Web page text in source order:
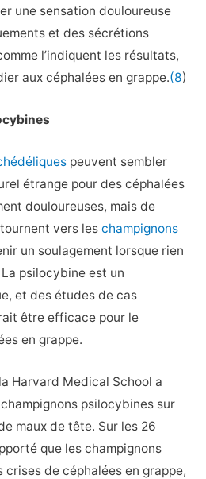
une sensation douloureuse
et des sécrétions
l’indiquent les résultats,
aux céphalées en grappe.(8)
peuvent sembler
étrange pour des céphalées
douloureuses, mais de
vers les champignons
un soulagement lorsque rien
La psilocybine est un
et des études de cas
être efficace pour le
en grappe.
Harvard Medical School a
psilocybines sur
maux de tête. Sur les 26
que les champignons
de céphalées en grappe,